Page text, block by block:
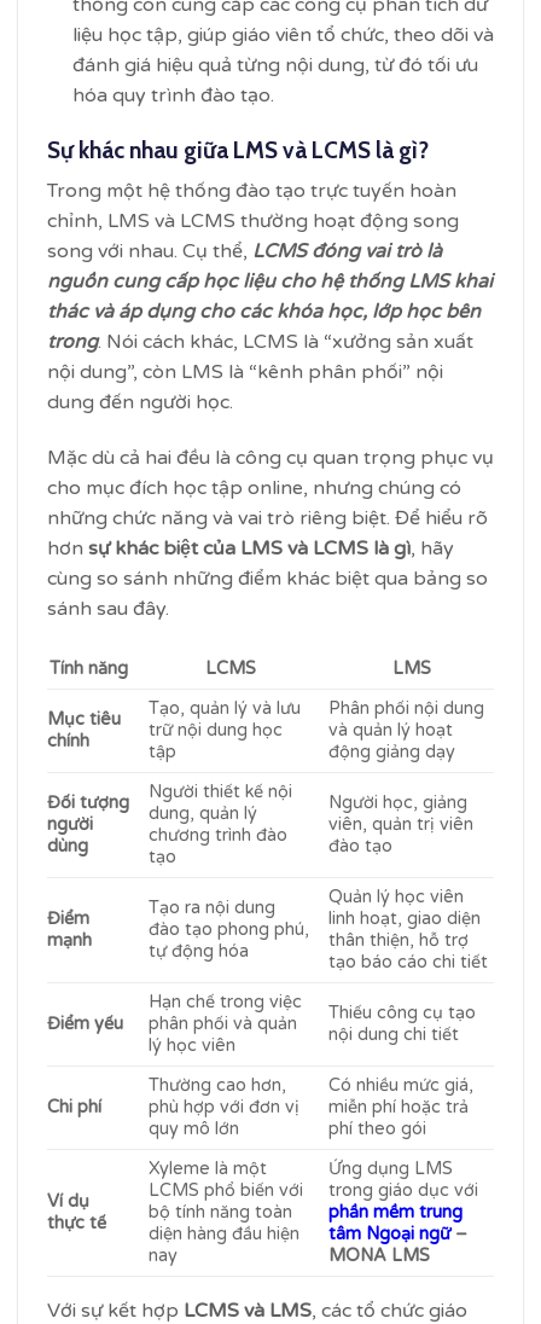
liệu học tập, giúp giáo viên tổ chức, theo dõi và
đánh giá hiệu quả từng nội dung, từ đó tối ưu
hóa quy trình đào tạo.
Sự khác nhau giữa LMS và LCMS là gì?
Trong một hệ thống đào tạo trực tuyến hoàn
chỉnh, LMS và LCMS thường hoạt động song
song với nhau. Cụ thể, LCMS đóng vai trò là
nguồn cung cấp học liệu cho hệ thống LMS khai
thác và áp dụng cho các khóa học, lớp học bên
trong. Nói cách khác, LCMS là “xưởng sản xuất
nội dung”, còn LMS là “kênh phân phối” nội
dung đến người học.
Mặc dù cả hai đều là công cụ quan trọng phục vụ
cho mục đích học tập online, nhưng chúng có
những chức năng và vai trò riêng biệt. Để hiểu rõ
hơn sự khác biệt của LMS và LCMS là gì, hãy
cùng so sánh những điểm khác biệt qua bảng so
sánh sau đây.
Tính năng LCMS LMS
Mục tiêu
chính
Tạo, quản lý và lưu
trữ nội dung học
tập
Phân phối nội dung
và quản lý hoạt
động giảng dạy
Đối tượng
người
dùng
Người thiết kế nội
dung, quản lý
chương trình đào
tạo
Người học, giảng
viên, quản trị viên
đào tạo
Điểm
mạnh
Tạo ra nội dung
đào tạo phong phú,
tự động hóa
Quản lý học viên
linh hoạt, giao diện
thân thiện, hỗ trợ
tạo báo cáo chi tiết
Điểm yếu
Hạn chế trong việc
phân phối và quản
lý học viên
Thiếu công cụ tạo
nội dung chi tiết
Chi phí
Thường cao hơn,
phù hợp với đơn vị
quy mô lớn
Có nhiều mức giá,
miễn phí hoặc trả
phí theo gói
Ví dụ
thực tế
Xyleme là một
LCMS phổ biến với
bộ tính năng toàn
diện hàng đầu hiện
nay
Ứng dụng LMS
trong giáo dục với
phần mềm trung
tâm Ngoại ngữ–
MONA LMS
Với sự kết hợp LCMS và LMS, các tổ chức giáo